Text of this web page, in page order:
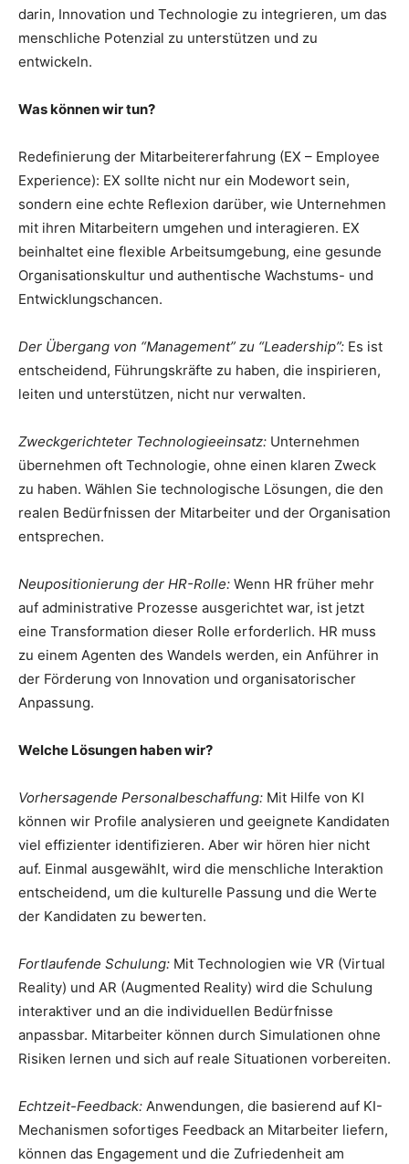
darin, Innovation und Technologie zu integrieren, um das
menschliche Potenzial zu unterstützen und zu
entwickeln.
Was können wir tun?
Redefinierung der Mitarbeitererfahrung (EX – Employee
Experience): EX sollte nicht nur ein Modewort sein,
sondern eine echte Reflexion darüber, wie Unternehmen
mit ihren Mitarbeitern umgehen und interagieren. EX
beinhaltet eine flexible Arbeitsumgebung, eine gesunde
Organisationskultur und authentische Wachstums- und
Entwicklungschancen.
Der Übergang von “Management” zu “Leadership”: Es ist
entscheidend, Führungskräfte zu haben, die inspirieren,
leiten und unterstützen, nicht nur verwalten.
Zweckgerichteter Technologieeinsatz: Unternehmen
übernehmen oft Technologie, ohne einen klaren Zweck
zu haben. Wählen Sie technologische Lösungen, die den
realen Bedürfnissen der Mitarbeiter und der Organisation
entsprechen.
Neupositionierung der HR-Rolle: Wenn HR früher mehr
auf administrative Prozesse ausgerichtet war, ist jetzt
eine Transformation dieser Rolle erforderlich. HR muss
zu einem Agenten des Wandels werden, ein Anführer in
der Förderung von Innovation und organisatorischer
Anpassung.
Welche Lösungen haben wir?
Vorhersagende Personalbeschaffung: Mit Hilfe von KI
können wir Profile analysieren und geeignete Kandidaten
viel effizienter identifizieren. Aber wir hören hier nicht
auf. Einmal ausgewählt, wird die menschliche Interaktion
entscheidend, um die kulturelle Passung und die Werte
der Kandidaten zu bewerten.
Fortlaufende Schulung: Mit Technologien wie VR (Virtual
Reality) und AR (Augmented Reality) wird die Schulung
interaktiver und an die individuellen Bedürfnisse
anpassbar. Mitarbeiter können durch Simulationen ohne
Risiken lernen und sich auf reale Situationen vorbereiten.
Echtzeit-Feedback: Anwendungen, die basierend auf KI-
Mechanismen sofortiges Feedback an Mitarbeiter liefern,
können das Engagement und die Zufriedenheit am